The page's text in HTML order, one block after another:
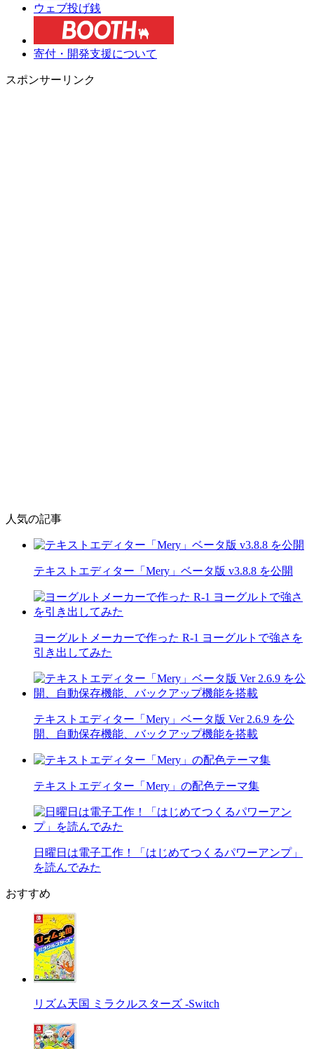
ウェブ投げ銭
寄付・開発支援について
スポンサーリンク
人気の記事
テキストエディター「Mery」ベータ版 v3.8.8 を公開
ヨーグルトメーカーで作った R-1 ヨーグルトで強さを
引き出してみた
テキストエディター「Mery」ベータ版 Ver 2.6.9 を公
開、自動保存機能、バックアップ機能を搭載
テキストエディター「Mery」の配色テーマ集
日曜日は電子工作！「はじめてつくるパワーアンプ」
を読んでみた
おすすめ
リズム天国 ミラクルスターズ -Switch